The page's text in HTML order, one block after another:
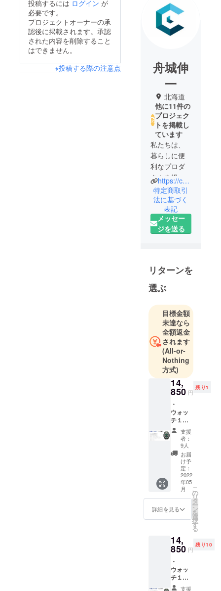
投稿するには ログイン が
必要です。
プロジェクトオーナーの承
認後に掲載されます。承認
された内容を削除すること
はできません。
※投稿する際の注意点
舟城伸
一
北海道
他に11件の
プロジェク
トを掲載し
ています
私たちは、
暮らしに便
利なプロダ
クトを提供
したいと
思っていま
す。まずは
私たち自身
が使ってみ
トを目指し
て、製品を
提供してい
ちが使いた
い良い製品
は、多くの
人が求めて
いるはず！
そんなコン
セプトのも
と、常に製
品を提供し
ていきたい
と思ってい
https://cyakusin.net/
特定商取引
法に基づく
表記
メッセー
ジを送る
リターンを
選ぶ
目標金額
未達なら
全額返金
されます
(All-or-
Nothing
方式)
14,
850 円
残り1
・
ウォッ
チ１個
をご提
供致し
ます。
・日本
語取扱
説明書
が付属
しま
す。 ・
2022年
5月下旬
頃の発
・消費
税込
み、送
料込み
の価格
となり
ます。
支援
者：
9人
お届
け予
定：
2022
年05
月
詳細を見る
こ
の
リ
タ
ー
ン
を
選
択
す
る
14,
850 円
残り10
・
ウォッ
チ１個
をご提
支援